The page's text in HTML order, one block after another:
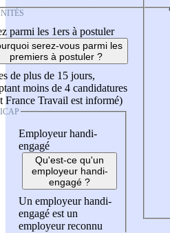
parmi les 1ers à postuler
serez-vous parmi les
premiers à postuler ?
de plus de 15 jours,
moins de 4 candidatures
France Travail est informé)
Employeur handi-
engagé
Qu'est-ce qu'un
employeur handi-
engagé ?
Un employeur handi-
engagé est un
employeur reconnu